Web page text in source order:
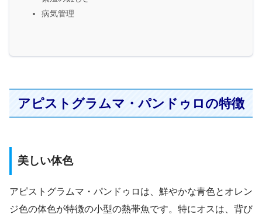
病気管理
アピストグラムマ・パンドゥロの特徴
美しい体色
アピストグラムマ・パンドゥロは、鮮やかな青色とオレン
ジ色の体色が特徴の小型の熱帯魚です。特にオスは、背び